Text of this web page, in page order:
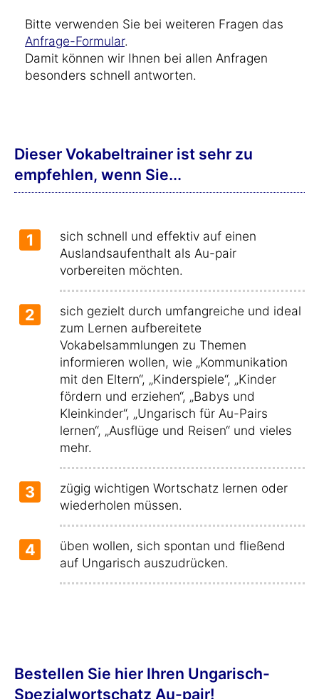
Bitte verwenden Sie bei weiteren Fragen das
Anfrage-Formular.
Damit können wir Ihnen bei allen Anfragen
besonders schnell antworten.
Dieser Vokabeltrainer ist sehr zu
empfehlen, wenn Sie...
1
sich schnell und effektiv auf einen
Auslandsaufenthalt als Au-pair
vorbereiten möchten.
2
sich gezielt durch umfangreiche und ideal
zum Lernen aufbereitete
Vokabelsammlungen zu Themen
informieren wollen, wie „Kommunikation
mit den Eltern“, „Kinderspiele“, „Kinder
fördern und erziehen“, „Babys und
Kleinkinder“, „Ungarisch für Au-Pairs
lernen“, „Ausflüge und Reisen“ und vieles
mehr.
3
zügig wichtigen Wortschatz lernen oder
wiederholen müssen.
4
üben wollen, sich spontan und fließend
auf Ungarisch auszudrücken.
Bestellen Sie hier Ihren Ungarisch-
Spezialwortschatz Au-pair!